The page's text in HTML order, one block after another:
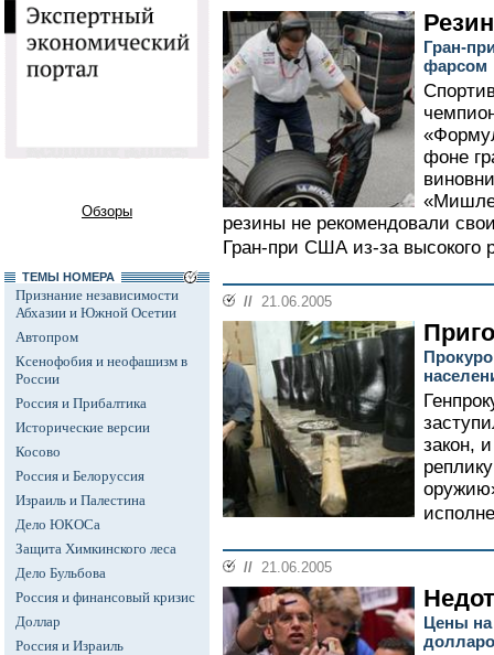
Обзоры
ТЕМЫ НОМЕРА
Признание независимости
Абхазии и Южной Осетии
Автопром
Ксенофобия и неофашизм в
России
Россия и Прибалтика
Исторические версии
Косово
Россия и Белоруссия
Израиль и Палестина
Дело ЮКОСа
Защита Химкинского леса
Дело Бульбова
Россия и финансовый кризис
Доллар
Россия и Израиль
Гран-
фарсом
фоне
резины не рекомендовали
Гран-при США из-за высокого
// 21.06.2005
закон,
// 21.06.2005
Цены на